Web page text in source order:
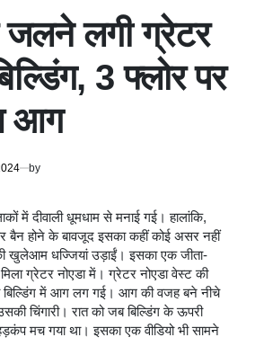
लगी ग्रेटर
3 फ्लोर पर
आग
by
में दीवाली धूमधाम से मनाई गई। हालांकि,
बैन होने के बावजूद इसका कहीं कोई असर नहीं
खुलेआम धज्जियां उड़ाईं। इसका एक जीता-
ग्रेटर नोएडा में। ग्रेटर नोएडा वेस्ट की
में आग लग गई। आग की वजह बने नीचे
चिंगारी। रात को जब बिल्डिंग के ऊपरी
मच गया था। इसका एक वीडियो भी सामने